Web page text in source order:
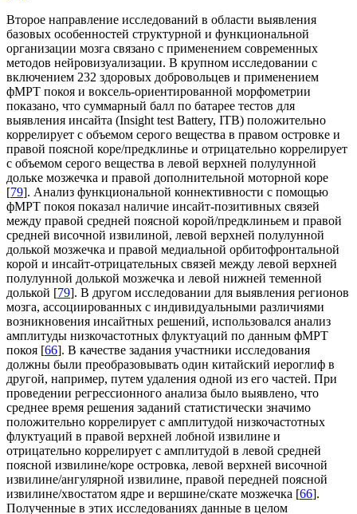
Второе направление исследований в области выявления
базовых особенностей структурной и функциональной
организации мозга связано с применением современных
методов нейровизуализации. В крупном исследовании с
включением 232 здоровых добровольцев и применением
фМРТ покоя и воксель-ориентированной морфометрии
показано, что суммарный балл по батарее тестов для
выявления инсайта (Insight test Battery, ITB) положительно
коррелирует с объемом серого вещества в правом островке и
правой поясной коре/предклинье и отрицательно коррелирует
с объемом серого вещества в левой верхней полулунной
дольке мозжечка и правой дополнительной моторной коре
[79]. Анализ функциональной коннективности с помощью
фМРТ покоя показал наличие инсайт-позитивных связей
между правой средней поясной корой/предклиньем и правой
средней височной извилиной, левой верхней полулунной
долькой мозжечка и правой медиальной орбитофронтальной
корой и инсайт-отрицательных связей между левой верхней
полулунной долькой мозжечка и левой нижней теменной
долькой [79]. В другом исследовании для выявления регионов
мозга, ассоциированных с индивидуальными различиями
возникновения инсайтных решений, использовался анализ
амплитуды низкочастотных флуктуаций по данным фМРТ
покоя [66]. В качестве задания участники исследования
должны были преобразовывать один китайский иероглиф в
другой, например, путем удаления одной из его частей. При
проведении регрессионного анализа было выявлено, что
среднее время решения заданий статистически значимо
положительно коррелирует с амплитудой низкочастотных
флуктуаций в правой верхней лобной извилине и
отрицательно коррелирует с амплитудой в левой средней
поясной извилине/коре островка, левой верхней височной
извилине/ангулярной извилине, правой передней поясной
извилине/хвостатом ядре и вершине/скате мозжечка [66].
Полученные в этих исследованиях данные в целом